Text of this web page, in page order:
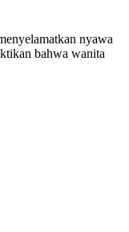
nyawa
bahwa wanita